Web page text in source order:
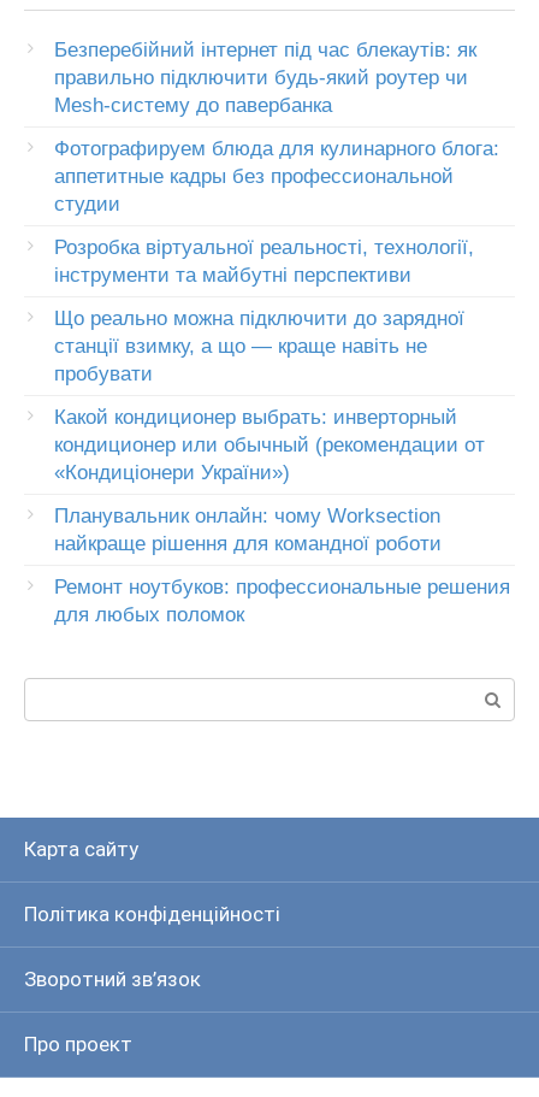
Безперебійний інтернет під час блекаутів: як
правильно підключити будь-який роутер чи
Mesh-систему до павербанка
Фотографируем блюда для кулинарного блога:
аппетитные кадры без профессиональной
студии
Розробка віртуальної реальності, технології,
інструменти та майбутні перспективи
Що реально можна підключити до зарядної
станції взимку, а що — краще навіть не
пробувати
Какой кондиционер выбрать: инверторный
кондиционер или обычный (рекомендации от
«Кондиціонери України»)
Планувальник онлайн: чому Worksection
найкраще рішення для командної роботи
Ремонт ноутбуков: профессиональные решения
для любых поломок
Карта сайту
Політика конфіденційності
Зворотний зв’язок
Про проект